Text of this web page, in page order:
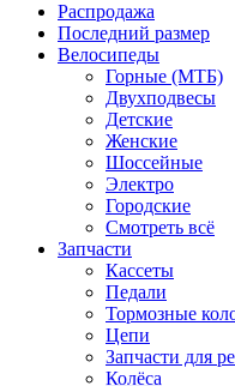
Распродажа
Последний размер
Велосипеды
Горные (МТБ)
Двухподвесы
Детские
Женские
Шоссейные
Электро
Городские
Смотреть всё
Запчасти
Кассеты
Педали
Тормозные
Цепи
Запчасти для
Колёса